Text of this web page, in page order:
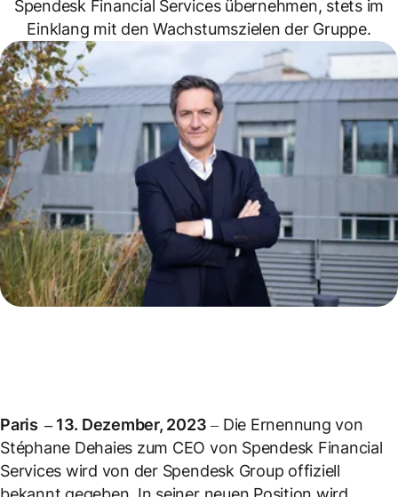
Spendesk Financial Services übernehmen, stets im
Einklang mit den Wachstumszielen der Gruppe.
Paris – 13. Dezember, 2023– Die Ernennung von
Stéphane Dehaies zum CEO von Spendesk Financial
Services wird von der Spendesk Group offiziell